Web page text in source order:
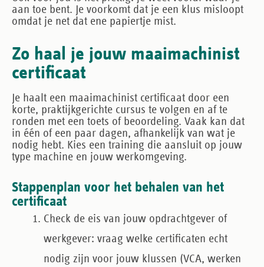
aan toe bent. Je voorkomt dat je een klus misloopt
omdat je net dat ene papiertje mist.
Zo haal je jouw maaimachinist
certificaat
Je haalt een maaimachinist certificaat door een
korte, praktijkgerichte cursus te volgen en af te
ronden met een toets of beoordeling. Vaak kan dat
in één of een paar dagen, afhankelijk van wat je
nodig hebt. Kies een training die aansluit op jouw
type machine en jouw werkomgeving.
Stappenplan voor het behalen van het
certificaat
Check de eis van jouw opdrachtgever of
werkgever: vraag welke certificaten echt
nodig zijn voor jouw klussen (VCA, werken